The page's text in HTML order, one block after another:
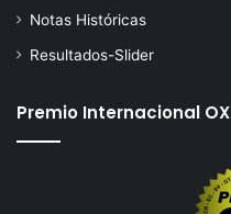
Notas Históricas
Resultados-Slider
Premio Internacional OX